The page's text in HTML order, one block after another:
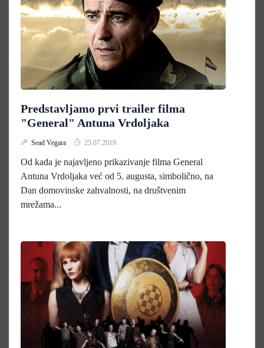
Predstavljamo prvi trailer filma
"General" Antuna Vrdoljaka
Sead Vegara 25.07.2019.
Od kada je najavljeno prikazivanje filma General
Antuna Vrdoljaka već od 5. augusta, simbolično, na
Dan domovinske zahvalnosti, na društvenim
mrežama...